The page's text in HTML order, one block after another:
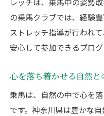
の乗馬クラブでは、経験
ストレッチ指導が行われ
安心して参加できるプロ
心を落ち着かせる自然と
乗馬は、自然の中で心を
です。神奈川県は豊かな